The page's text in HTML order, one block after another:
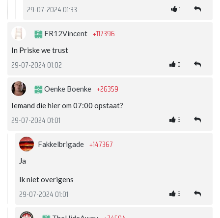
29-07-2024 01:33 1
FR12Vincent +117396
In Priske we trust
29-07-2024 01:02 0
Oenke Boenke +26359
Iemand die hier om 07:00 opstaat?
29-07-2024 01:01 5
Fakkelbrigade +147367
Ja
Ik niet overigens
29-07-2024 01:01 5